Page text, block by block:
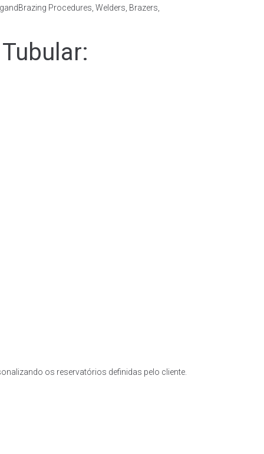
Procedures, Welders, Brazers,
os reservatórios definidas pelo cliente.